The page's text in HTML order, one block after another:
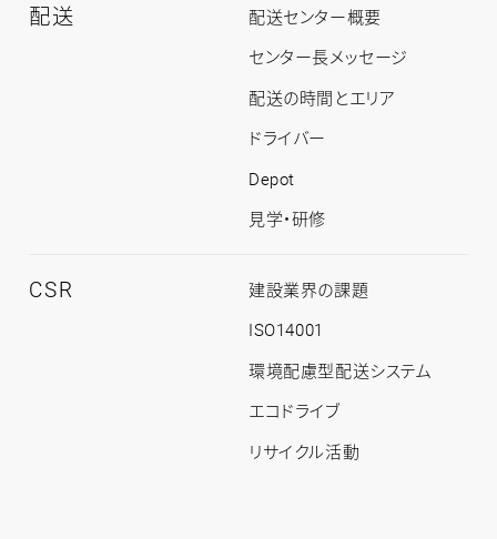
配送 配
送
ト
ッ
配送センター概要
センター長メッセージ
配送の時間とエリア
ドライバー
Depot
見学・研修
CSR CSR
ト
ッ
プ
建設業界の課題
ISO14001
環境配慮型配送システム
エコドライブ
リサイクル活動